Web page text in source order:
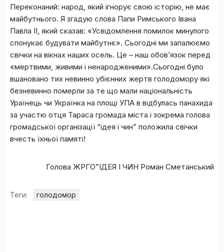
Переконаний: народ, який ігнорує свою історію, не має
майбутнього. Я згадую слова Папи Римського Івана
Павла ІІ, який сказав: «Усвідомлення помилок минулого
спонукає будувати майбутнє». Сьогодні ми запалюємо
свічки на вікнах наших осель. Це – наш обов’язок перед
«мертвими, живими і ненародженими».Сьогодні було
вшановано тих невинно убієнних жертв голодомору які
безневинно померли за те що мали національність
Ураїнець чи Українка на площі УПА в відбулась панахида
за участю отця Тараса громада міста і зокрема голова
громадської організації “ідея і чин” положила свічки
вчесть їхньої памяті!
Голова ЖРГО”ІДЕЯ І ЧИН Роман Сметанський
Теги: голодомор